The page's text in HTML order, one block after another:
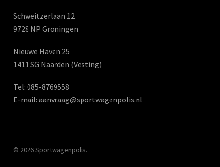
Schweitzerlaan 12
9728 NP Groningen
Nieuwe Haven 25
1411 SG Naarden (Vesting)
Tel: 085-8769558
E-mail: aanvraag@sportwagenpolis.nl
© 2026 Sportwagenpolis.